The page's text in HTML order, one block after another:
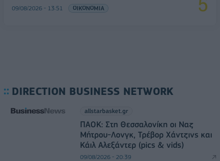
09/08/2026 - 13:51 ΟΙΚΟΝΟΜΙΑ
DIRECTION BUSINESS NETWORK
allstarbasket.gr
ΠΑΟΚ: Στη Θεσσαλονίκη οι Ναζ
Μήτρου-Λονγκ, Τρέβορ Χάντζινς και
Κάιλ Αλεξάντερ (pics & vids)
09/08/2026 - 20:39